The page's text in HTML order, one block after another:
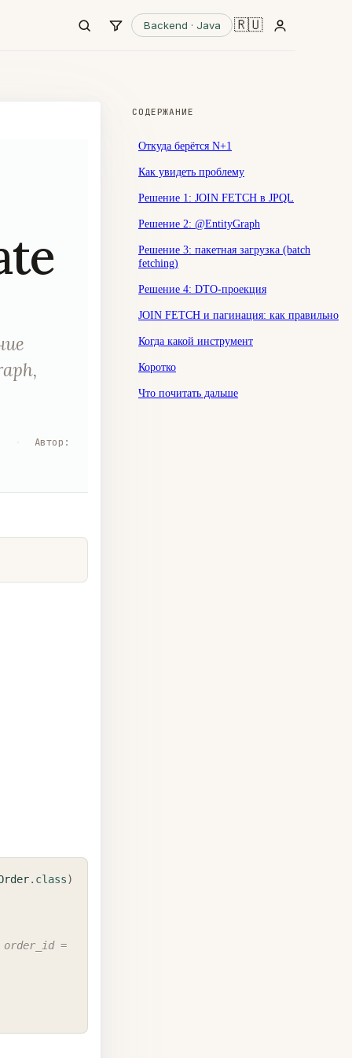
Backend · Java 🇷🇺
Автор :
. class)
order_id =
COPY
СОДЕРЖАНИЕ
Откуда берётся N+1
Как увидеть проблему
Решение 1: JOIN FETCH в JPQL
Решение 2: @EntityGraph
Решение 3: пакетная загрузка (batch
fetching)
Решение 4: DTO-проекция
JOIN FETCH и пагинация: как правильно
Когда какой инструмент
Коротко
Что почитать дальше